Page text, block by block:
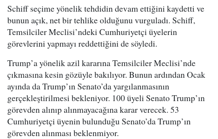
Schiff seçime yönelik tehdidin devam ettiğini kaydetti ve
bunun açık, net bir tehlike olduğunu vurguladı. Schiff,
Temsilciler Meclisi’ndeki Cumhuriyetçi üyelerin
görevlerini yapmayı reddettiğini de söyledi.
Trump’a yönelik azil kararına Temsilciler Meclisi’nde
çıkmasına kesin gözüyle bakılıyor. Bunun ardından Ocak
ayında da Trump’ın Senato’da yargılanmasının
gerçekleştirilmesi bekleniyor. 100 üyeli Senato Trump’ın
görevden alınıp alınmayacağına karar verecek. 53
Cumhuriyetçi üyenin bulunduğu Senato’da Trump’ın
görevden alınması beklenmiyor.